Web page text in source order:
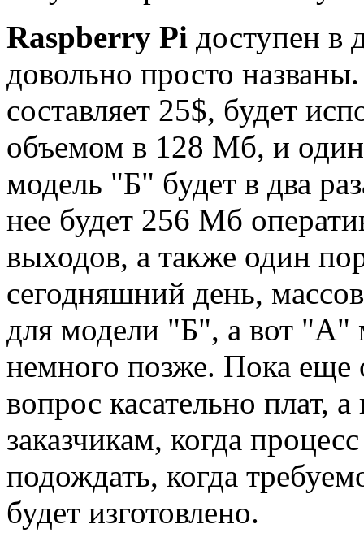
Raspberry Pi доступен в
довольно просто
составляет 25$, будет
объемом в 128 Мб, и
модель "Б" будет в два
нее будет 256 Мб
выходов, а также один
сегодняшний день,
для модели "Б", а вот "А"
немного позже. Пока
вопрос касательно плат,
заказчикам, когда
подождать, когда
будет изготовлено.